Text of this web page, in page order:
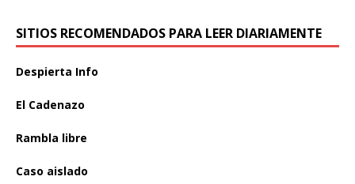
SITIOS RECOMENDADOS PARA LEER DIARIAMENTE
Despierta Info
El Cadenazo
Rambla libre
Caso aislado